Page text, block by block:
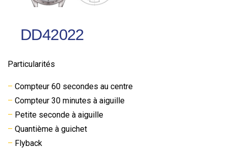
DD42022
Particularités
– Compteur 60 secondes au centre
– Compteur 30 minutes à aiguille
– Petite seconde à aiguille
– Quantième à guichet
– Flyback